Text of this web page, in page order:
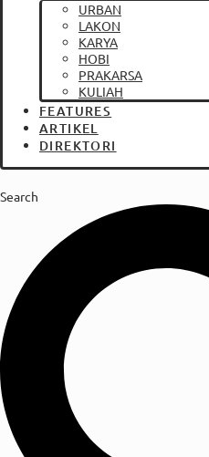
URBAN
LAKON
KARYA
HOBI
PRAKARSA
KULIAH
FEATURES
ARTIKEL
DIREKTORI
Search